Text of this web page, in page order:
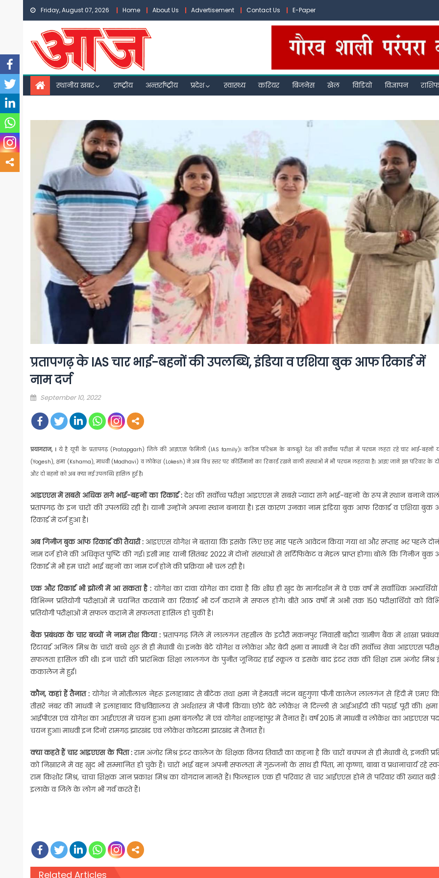
Skip
content
Friday, August 07, 2026 Home About Us Advertisement Contact Us E-Paper
स्थानीय खबर राष्ट्रीय अन्तर्राष्ट्रीय प्रदेश स्वास्थ्य करियर बिजनेस खेल विडियो विज्ञापन
प्रतापगढ़ के IAS चार भाई-बहनों की उपलब्धि, इंडिया व एशिया बुक आफ रिकार्ड में
नाम दर्ज
Posted
September 10, 2022
प्रयागराज, । ये है यूपी के प्रतापगढ़ (Pratapgarh) जिले की आइएएस फेमिली (IAS family)। कठिन परिश्रम के बलबूते देश की सर्वोच्च परीक्षा में परचम लहरा रहे चार भाई-बहनों
(Yogesh), क्षमा (Kshama), माधवी (Madhavi) व लोकेश (Lokesh) ने अब विश्व स्तर पर कीर्तिमानों का रिकार्ड रखने वाली संस्थाओं में भी परचम लहराया है। आइए जानें इस परिवार के
और दो बहनों को अब क्‍या नई उपलब्धि हासिल हुई है।
आइएएस में सबसे अधिक सगे भाई-बहनों का रिकार्ड :देश की सर्वोच्च परीक्षा आइएएस में सबसे ज्यादा सगे भाई-बहनों के रूप में स्थान बनाने
प्रतापगढ़ के इन चारों की उपलब्धि रही है। यानी उन्‍होंने अपना स्‍थान बनाया है। इस कारण उनका नाम इंडिया बुक आफ रिकार्ड व एशिया
रिकार्ड में दर्ज हुआ है।
अबगिनीज बुक आफ रिकार्ड की तैयारी : आइएएस योगेश ने बताया कि इसके लिए छह माह पहले आवेदन किया गया था और सप्ताह भर पहले
नाम दर्ज होने की अधिकृत पुष्टि की गई। इसी माह यानी सितंबर 2022 में दोनों संस्थाओं से सर्टिफिकेट व मेडल प्राप्त होगा। बोले कि गिनीज
रिकार्ड में भी हम चारों भाई बहनों का नाम दर्ज होने की प्रक्रिया भी चल रही है।
एक और रिकार्ड भी झोली में आ सकता है : योगेश का दावा योगेश का दावा है कि शीघ्र ही खुद के मार्गदर्शन में वे एक वर्ष में सर्वाधिक
विभिन्न प्रतियोगी परीक्षाओं में चयनित करवाने का रिकार्ड भी दर्ज कराने में सफल होंगे। बीते आठ वर्षों में अभी तक 150 परीक्षार्थियों को
प्रतियोगी परीक्षाओं में सफल कराने में सफलता हासिल हो चुकी है।
बैंक प्रबंधक के चार बच्‍चों ने नाम रोश किया :प्रतापगढ़ जिले में लालगंज तहसील के इटौरी मकनपुर निवासी बड़ौदा ग्रामीण बैंक में शाखा
रिटायर्ड अनिल मिश्र के चारों बच्चे शुरू से ही मेधावी थे। इनके बेटे योगेश व लोकेश और बेटी क्षमा व माधवी ने देश की सर्वोच्च सेवा आइएएस
सफलता हासिल की थी। इन चारों की प्रारंभिक शिक्षा लालगंज के पुनीत जूनियर हाई स्कूल व इसके बाद इंटर तक की शिक्षा राम अंजोर मिश्र
ककालेज में हुई।
कौन, कहां हैं तैनात : योगेश ने मोतीलाल नेहरू इलाहाबाद से बीटेक तथा क्षमा ने हेमवती नंदन बहुगुणा पीजी कालेज लालगंज से हिंदी में एमए
तीसरे नंबर की माधवी ने इलाहाबाद विश्वविद्यालय से अर्थशास्त्र में पीजी किया। छोटे बेटे लोकेश ने दिल्ली से आईआईटी की पढ़ाई पूरी की।
आईपीएस एवं योगेश का आईएएस में चयन हुआ। क्षमा बंगलौर में एवं योगेश शाहजहांपुर में तैनात हैं। वर्ष 2015 में माधवी व लोकेश का आइएएस
चयन हुआ। माधवी इन दिनों रामगढ़ झारखंड एवं लोकेश कोडरमा झारखंड में तैनात हैं।
क्‍या कहते हैंचार आइएएस के पिता :राम अंजोर मिश्र इंटर कालेज के शिक्षक विजय तिवारी का कहना है कि चारों बचपन से ही मेधावी थे, इनकी
को निखारने में वह खुद भी सम्मानित हो चुके हैं। चारों भाई बहन अपनी सफलता में गुरुजनों के साथ ही पिता, मां कृष्णा, बाबा व प्रधानाचार्य रहे
राम किशोर मिश्र, चाचा शिक्षक ज्ञान प्रकाश मिश्र का योगदान मानते हैं। फिलहाल एक ही परिवार से चार आईएएस होने से परिवार की ख्यात
इलाके व जिले के लोग भी गर्व करते हैं।
Related Articles